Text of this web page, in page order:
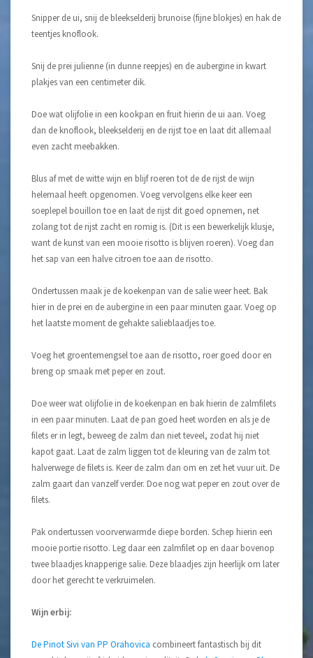
Snipper de ui, snij de bleekselderij brunoise (fijne blokjes) en hak de
teentjes knoflook.
Snij de prei julienne (in dunne reepjes) en de aubergine in kwart
plakjes van een centimeter dik.
Doe wat olijfolie in een kookpan en fruit hierin de ui aan. Voeg
dan de knoflook, bleekselderij en de rijst toe en laat dit allemaal
even zacht meebakken.
Blus af met de witte wijn en blijf roeren tot de de rijst de wijn
helemaal heeft opgenomen. Voeg vervolgens elke keer een
soeplepel bouillon toe en laat de rijst dit goed opnemen, net
zolang tot de rijst zacht en romig is. (Dit is een bewerkelijk klusje,
want de kunst van een mooie risotto is blijven roeren). Voeg dan
het sap van een halve citroen toe aan de risotto.
Ondertussen maak je de koekenpan van de salie weer heet. Bak
hier in de prei en de aubergine in een paar minuten gaar. Voeg op
het laatste moment de gehakte salieblaadjes toe.
Voeg het groentemengsel toe aan de risotto, roer goed door en
breng op smaak met peper en zout.
Doe weer wat olijfolie in de koekenpan en bak hierin de zalmfilets
in een paar minuten. Laat de pan goed heet worden en als je de
filets er in legt, beweeg de zalm dan niet teveel, zodat hij niet
kapot gaat. Laat de zalm liggen tot de kleuring van de zalm tot
halverwege de filets is. Keer de zalm dan om en zet het vuur uit. De
zalm gaart dan vanzelf verder. Doe nog wat peper en zout over de
filets.
Pak ondertussen voorverwarmde diepe borden. Schep hierin een
mooie portie risotto. Leg daar een zalmfilet op en daar bovenop
twee blaadjes knapperige salie. Deze blaadjes zijn heerlijk om later
door het gerecht te verkruimelen.
Wijn erbij:
De Pinot Sivi van PP Orahovica combineert fantastisch bij dit